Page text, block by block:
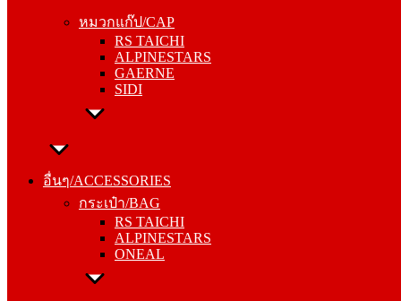
หมวกแก๊ป/CAP
RS TAICHI
ALPINESTARS
GAERNE
SIDI
อื่นๆ/ACCESSORIES
กระเป๋า/BAG
RS TAICHI
ALPINESTARS
ONEAL
ALPINESTARS
GAERNE
SIDI
อื่นๆ/ACCESSORIES
RS TAICHI
ALPINESTARS
ONEAL
โม่ง/BALACLAVA